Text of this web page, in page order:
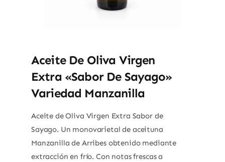
Aceite De Oliva Virgen
Extra «Sabor De Sayago»
Variedad Manzanilla
Aceite de Oliva Virgen Extra Sabor de
Sayago. Un monovarietal de aceituna
Manzanilla de Arribes obtenido mediante
extracción en frío. Con notas frescas a